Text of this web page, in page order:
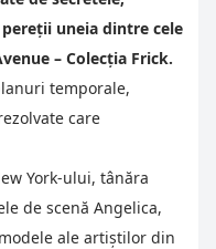
uneia dintre cele
– Colecția Frick.
temporale,
care
York-ului, tânăra
de scenă Angelica,
ale artiștilor din